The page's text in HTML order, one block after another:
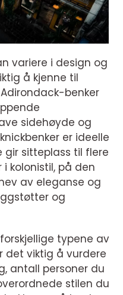
variere i design og
å kjenne til
benker
sidehøyde og
er ideelle
gir sitteplass til flere
i kolonistil, på den
av eleganse og
og
typene av
det viktig å vurdere
antall personer du
stilen du